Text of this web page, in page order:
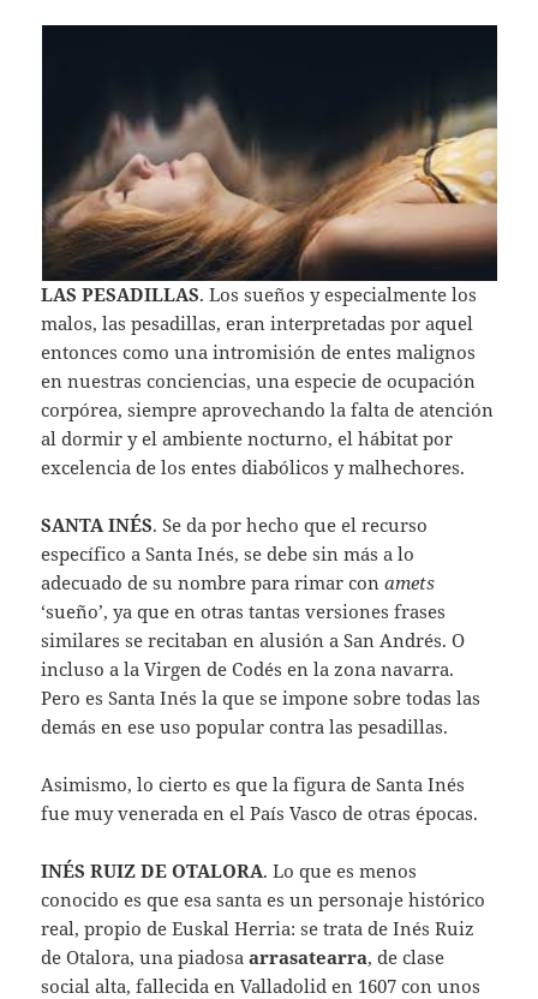
LAS PESADILLAS. Los sueños y especialmente los
malos, las pesadillas, eran interpretadas por aquel
entonces como una intromisión de entes malignos
en nuestras conciencias, una especie de ocupación
corpórea, siempre aprovechando la falta de atención
al dormir y el ambiente nocturno, el hábitat por
excelencia de los entes diabólicos y malhechores.
SANTA INÉS. Se da por hecho que el recurso
específico a Santa Inés, se debe sin más a lo
adecuado de su nombre para rimar conamets
‘sueño’, ya que en otras tantas versiones frases
similares se recitaban en alusión a San Andrés. O
incluso a la Virgen de Codés en la zona navarra.
Pero es Santa Inés la que se impone sobre todas las
demás en ese uso popular contra las pesadillas.
Asimismo, lo cierto es que la figura de Santa Inés
fue muy venerada en el País Vasco de otras épocas.
INÉS RUIZ DE OTALORA. Lo que es menos
conocido es que esa santa es un personaje histórico
real, propio de Euskal Herria: se trata de Inés Ruiz
de Otalora, una piadosaarrasatearra, de clase
social alta, fallecida en Valladolid en 1607 con unos